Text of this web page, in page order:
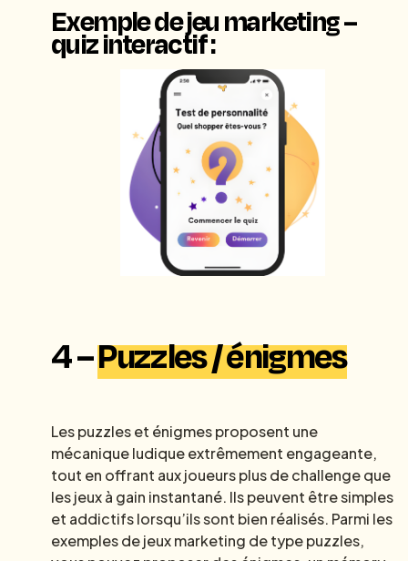
Exemple de jeu marketing –
quiz interactif :
4 –Puzzles / énigmes
Les puzzles et énigmes proposent une
mécanique ludique extrêmement engageante,
tout en offrant aux joueurs plus de challenge que
les jeux à gain instantané. Ils peuvent être simples
et addictifs lorsqu’ils sont bien réalisés. Parmi les
exemples de jeux marketing de type puzzles,